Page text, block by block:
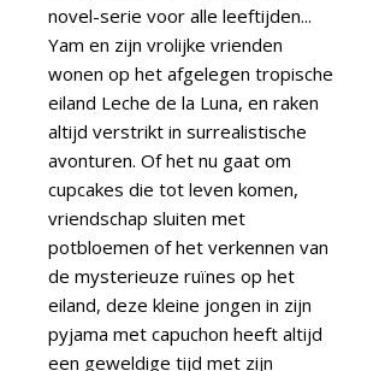
novel-serie voor alle leeftijden...
Yam en zijn vrolijke vrienden
wonen op het afgelegen tropische
eiland Leche de la Luna, en raken
altijd verstrikt in surrealistische
avonturen. Of het nu gaat om
cupcakes die tot leven komen,
vriendschap sluiten met
potbloemen of het verkennen van
de mysterieuze ruïnes op het
eiland, deze kleine jongen in zijn
pyjama met capuchon heeft altijd
een geweldige tijd met zijn